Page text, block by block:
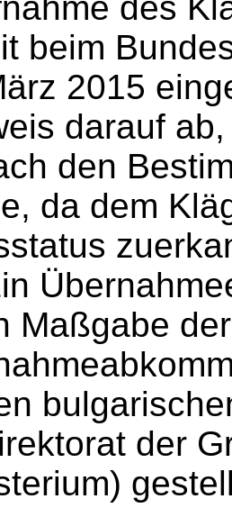
des
beim
2015
darauf
den
da dem
Maßgabe
der